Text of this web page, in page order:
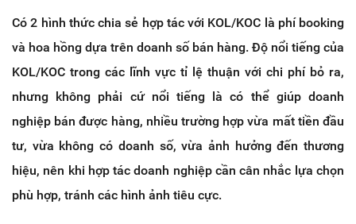
Có 2 hình thức chia sẻ hợp tác với KOL/KOC là phí booking
và hoa hồng dựa trên doanh số bán hàng. Độ nổi tiếng của
KOL/KOC trong các lĩnh vực tỉ lệ thuận với chi phí bỏ ra,
nhưng không phải cứ nổi tiếng là có thể giúp doanh
nghiệp bán được hàng, nhiều trường hợp vừa mất tiền đầu
tư, vừa không có doanh số, vừa ảnh hưởng đến thương
hiệu, nên khi hợp tác doanh nghiệp cần cân nhắc lựa chọn
phù hợp, tránh các hình ảnh tiêu cực.